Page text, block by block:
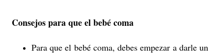
Consejos para que el bebé coma
Para que el bebé coma, debes empezar a darle un